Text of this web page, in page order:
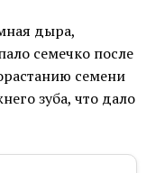
дыра,
семечко после
семени
зуба, что дало